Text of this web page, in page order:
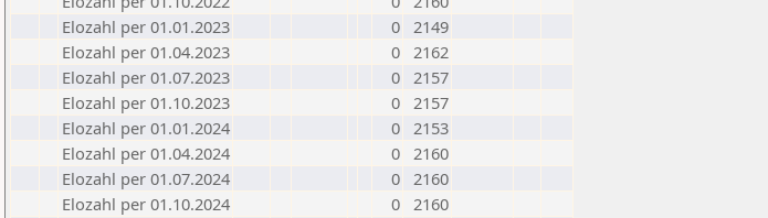
Elozahl per 01.01.2023
0 2149
Elozahl per 01.04.2023
0 2162
Elozahl per 01.07.2023
0 2157
Elozahl per 01.10.2023
0 2157
Elozahl per 01.01.2024
0 2153
Elozahl per 01.04.2024
0 2160
Elozahl per 01.07.2024
0 2160
Elozahl per 01.10.2024
0 2160